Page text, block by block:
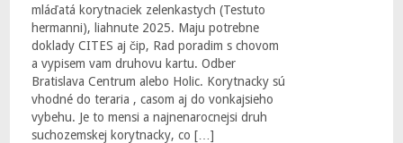
mláďatá korytnaciek zelenkastych (Testuto
hermanni), liahnute 2025. Maju potrebne
doklady CITES aj čip, Rad poradim s chovom
a vypisem vam druhovu kartu. Odber
Bratislava Centrum alebo Holic. Korytnacky sú
vhodné do teraria , casom aj do vonkajsieho
vybehu. Je to mensi a najnenarocnejsi druh
suchozemskej korytnacky, co […]